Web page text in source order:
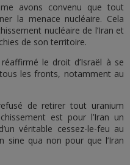
avons convenu que tout
la menace nucléaire. Cela
nucléaire de l’Iran et
de son territoire.
le droit d’Israël à se
les fronts, notamment au
de retirer tout uranium
est pour l’Iran un
véritable cessez-le-feu au
sine qua non pour que l’Iran